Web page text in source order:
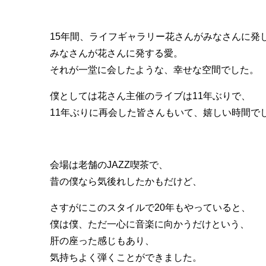
15年間、ライフギャラリー花さんがみなさんに発
みなさんが花さんに発する愛。
それが一堂に会したような、幸せな空間でした。
僕としては花さん主催のライブは11年ぶりで、
11年ぶりに再会した皆さんもいて、嬉しい時間で
会場は老舗のJAZZ喫茶で、
昔の僕なら気後れしたかもだけど、
さすがにこのスタイルで20年もやっていると、
僕は僕、ただ一心に音楽に向かうだけという、
肝の座った感じもあり、
気持ちよく弾くことができました。